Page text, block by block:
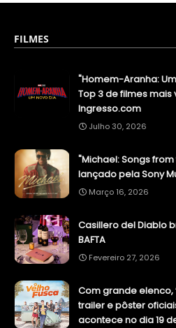
FILMES
"Homem-Aranha:
Top 3 de filmes
Ingresso.com
Julho 30, 2026
"Michael: Songs
lançado pela Sony
Março 16, 2026
Casillero del Diablo
BAFTA
Fevereiro 27, 2026
Com grande elenco,
trailer e pôster
acontece no dia 19